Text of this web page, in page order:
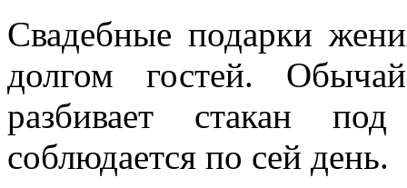
Свадебные подарки
долгом гостей.
разбивает стакан
соблюдается по сей день.